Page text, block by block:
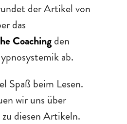
der Artikel von
das
Coachingden
ab.
Spaß beim Lesen.
wir uns über
zu diesen Artikeln.